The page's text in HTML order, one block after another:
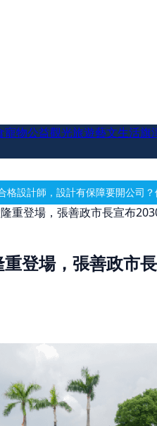
寵物公益觀光旅遊藝文生活旗
要開公司？借址登記・公司設立
重登場，張善政市長宣布
登場，張善政市